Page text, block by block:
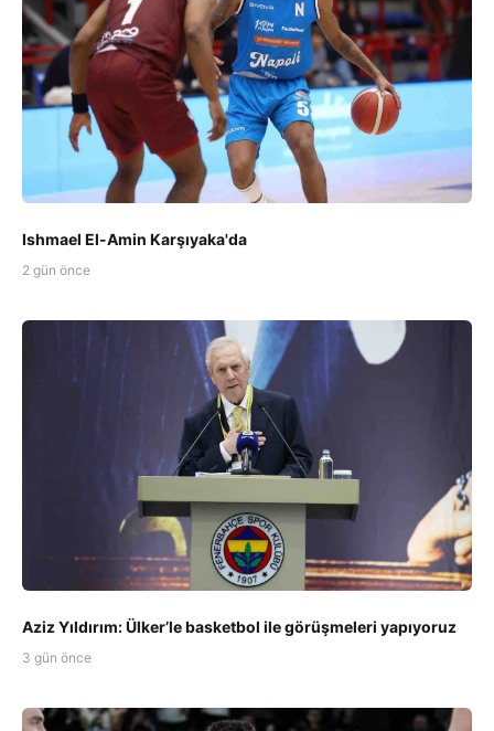
Ishmael El-Amin Karşıyaka'da
2 gün önce
Aziz Yıldırım: Ülker’le basketbol ile görüşmeleri yapıyoruz
3 gün önce